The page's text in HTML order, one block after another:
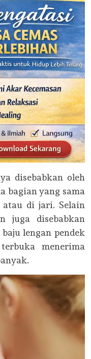
disebabkan oleh
bagian yang sama
atau di jari. Selain
juga disebabkan
lengan pendek
menerima